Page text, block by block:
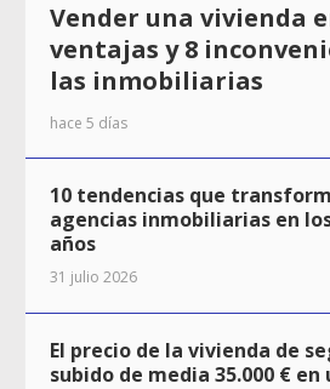
Vender una vivienda
ventajas y 8
las inmobiliarias
hace 5 días
10 tendencias que
agencias inmobiliarias en
años
31 julio 2026
El precio de la vivienda de
subido de media 35.000 € en